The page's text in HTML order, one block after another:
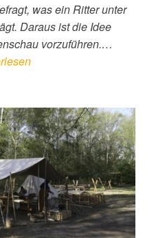
was ein Ritter unter
Daraus ist die Idee
vorzuführen.…